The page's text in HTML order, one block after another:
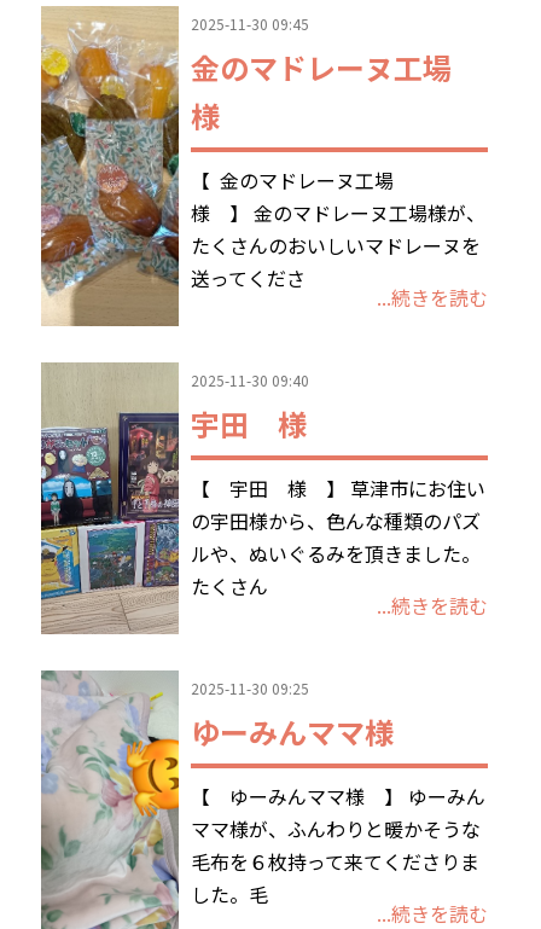
2025-11-30 09:45
金のマドレーヌ工場
様
【 金のマドレーヌ工場
様 】 金のマドレーヌ工場様が、
たくさんのおいしいマドレーヌを
送ってくださ
...続きを読む
2025-11-30 09:40
宇田 様
【 宇田 様 】 草津市にお住い
の宇田様から、色んな種類のパズ
ルや、ぬいぐるみを頂きました。
たくさん
...続きを読む
2025-11-30 09:25
ゆーみんママ様
【 ゆーみんママ様 】 ゆーみん
ママ様が、ふんわりと暖かそうな
毛布を６枚持って来てくださりま
した。毛
...続きを読む